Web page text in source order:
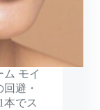
モイ
避・
でス